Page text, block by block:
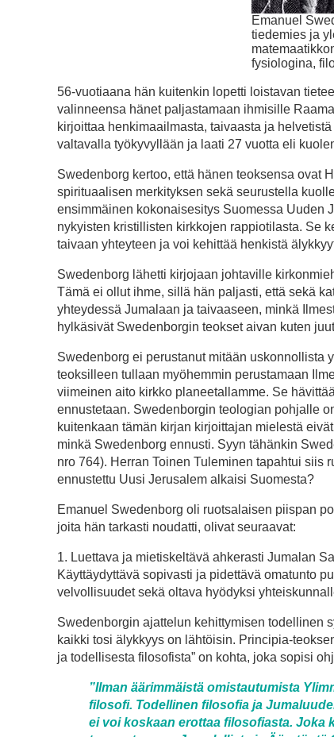
Emanuel
tiedemies ja
fysiologina,
56-vuotiaana hän kuitenkin lopetti loistavan
valinneensa hänet paljastamaan ihmisille
kirjoittaa henkimaailmasta, taivaasta ja
valtavalla työkyvyllään ja laati 27 vuotta eli
Swedenborg kertoo, että hänen teoksensa ovat
spirituaalisen merkityksen sekä seurustella
ensimmäinen kokonaisesitys Suomessa Uuden
nykyisten kristillisten kirkkojen rappiotilasta. Se
taivaan yhteyteen ja voi kehittää henkistä
Swedenborg lähetti kirjojaan johtaville
Tämä ei ollut ihme, sillä hän paljasti, että sekä
yhteydessä Jumalaan ja taivaaseen, minkä
hylkäsivät Swedenborgin teokset aivan kuten
Swedenborg ei perustanut mitään uskonnollista
teoksilleen tullaan myöhemmin perustamaan
viimeinen aito kirkko planeetallamme. Se
ennustetaan. Swedenborgin teologian pohjalle
kuitenkaan tämän kirjan kirjoittajan mielestä
minkä Swedenborg ennusti. Syyn tähänkin
nro 764). Herran Toinen Tuleminen tapahtui siis
ennustettu Uusi Jerusalem alkaisi Suomesta?
Emanuel Swedenborg oli ruotsalaisen piispan
joita hän tarkasti noudatti, olivat seuraavat:
1. Luettava ja mietiskeltävä ahkerasti Jumalan
Käyttäydyttävä sopivasti ja pidettävä omatunto
velvollisuudet sekä oltava hyödyksi
Swedenborgin ajattelun kehittymisen todellinen
kaikki tosi älykkyys on lähtöisin. Prin­cipia-
ja todellisesta filoso­fista” on kohta, joka sopisi
”Ilman äärimmäistä omistautumista
filosofi. To­dellinen filoso­fia ja
ei voi koskaan erottaa filo­sofiasta. Joka